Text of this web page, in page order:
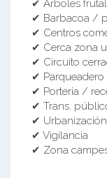
✔ Árboles
✔ Barbacoa /
✔ Centros
✔ Cerca zona
✔ Circuito
✔ Parqueadero
✔ Portería /
✔ Trans.
✔
✔ Vigilancia
✔ Zona